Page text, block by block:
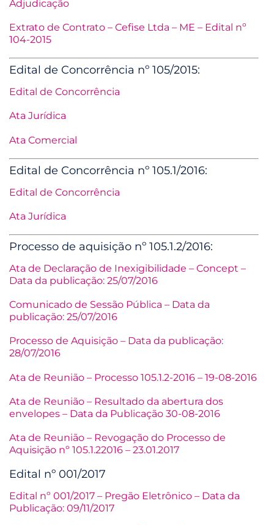
Adjudicação
Extrato de Contrato – Cefise Ltda – ME – Edital nº
104-2015
Edital de Concorrência nº 105/2015:
Edital de Concorrência
Ata Jurídica
Ata Comercial
Edital de Concorrência nº 105.1/2016:
Edital de Concorrência
Ata Jurídica
Processo de aquisição nº 105.1.2/2016:
Ata de Declaração de Inexigibilidade – Concept –
Data da publicação: 25/07/2016
Comunicado de Sessão Pública – Data da
publicação: 25/07/2016
Processo de Aquisição – Data da publicação:
28/07/2016
Ata de Reunião – Processo 105.1.2-2016 – 19-08-2016
Ata de Reunião – Resultado da abertura dos
envelopes – Data da Publicação 30-08-2016
Ata de Reunião – Revogação do Processo de
Aquisição nº 105.1.22016 – 23.01.2017
Edital nº 001/2017
Edital nº 001/2017 – Pregão Eletrônico – Data da
Publicação: 09/11/2017